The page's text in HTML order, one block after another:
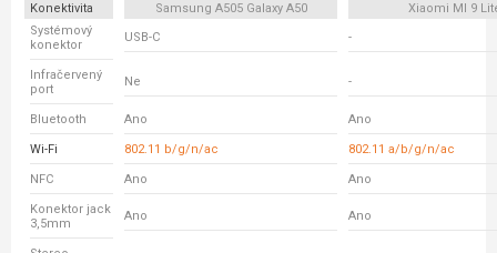
Konektivita Samsung A505 Galaxy A50
Xiaomi MI 9
Systémový
konektor
USB-C -
Infračervený
port
Ne -
Bluetooth Ano Ano
Wi-Fi 802.11 b/g/n/ac 802.11 a/b/g/n/ac
NFC Ano Ano
Konektor jack
3,5mm
Ano Ano